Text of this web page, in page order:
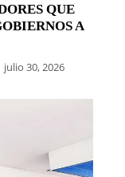
QUE
A
julio 30, 2026